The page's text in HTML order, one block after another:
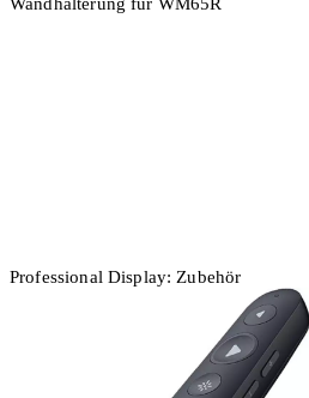
Professional Display: Zubehör